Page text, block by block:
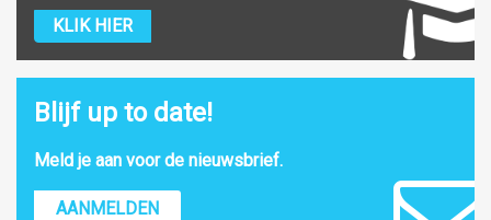
KLIK HIER
Blijf up to date!
Meld je aan voor de nieuwsbrief.
AANMELDEN